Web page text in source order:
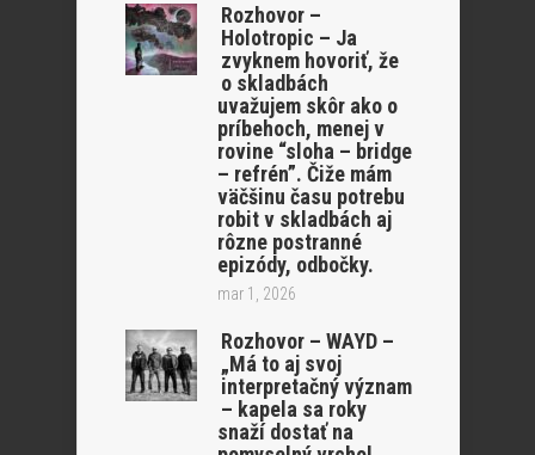
Rozhovor –
Holotropic – Ja
zvyknem hovoriť, že
o skladbách
uvažujem skôr ako o
príbehoch, menej v
rovine “sloha – bridge
– refrén”. Čiže mám
väčšinu času potrebu
robit v skladbách aj
rôzne postranné
epizódy, odbočky.
mar 1, 2026
Rozhovor – WAYD –
„Má to aj svoj
interpretačný význam
– kapela sa roky
snaží dostať na